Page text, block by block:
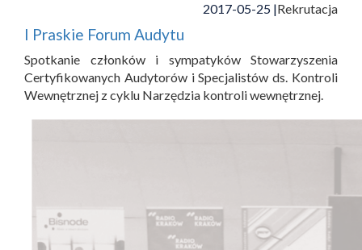
2017-05-25 |Rekrutacja
I Praskie Forum Audytu
Spotkanie członków i sympatyków Stowarzyszenia
Certyfikowanych Audytorów i Specjalistów ds. Kontroli
Wewnętrznej z cyklu Narzędzia kontroli wewnętrznej.